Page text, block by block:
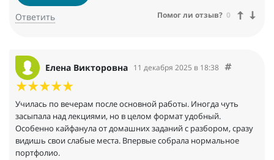
Ответить Помог ли отзыв? 0
Елена Викторовна 11 декабря 2025 в 18:38
Училась по вечерам после основной работы. Иногда чуть
засыпала над лекциями, но в целом формат удобный.
Особенно кайфанула от домашних заданий с разбором, сразу
видишь свои слабые места. Впервые собрала нормальное
портфолио.